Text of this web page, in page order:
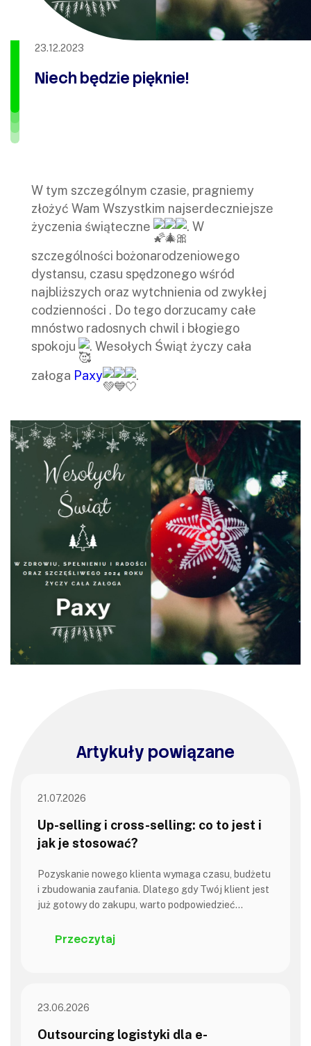
23.12.2023
Niech będzie pięknie!
W tym szczególnym czasie, pragniemy
złożyć Wam Wszystkim najserdeczniejsze
życzenia świąteczne
. W
szczególności bożonarodzeniowego
dystansu, czasu spędzonego wśród
najbliższych oraz wytchnienia od zwykłej
codzienności . Do tego dorzucamy całe
mnóstwo radosnych chwil i błogiego
spokoju
. Wesołych Świąt życzy cała
załoga Paxy .
Artykuły powiązane
21.07.2026
Up-selling i cross-selling: co to jest i
jak je stosować?
Pozyskanie nowego klienta wymaga czasu, budżetu
i zbudowania zaufania. Dlatego gdy Twój klient jest
już gotowy do zakupu, warto podpowiedzieć…
Przeczytaj
23.06.2026
Outsourcing logistyki dla e-